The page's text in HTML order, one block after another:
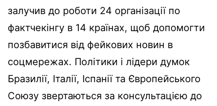
залучив до роботи 24 організації по
фактчекінгу в 14 країнах, щоб допомогти
позбавитися від фейкових новин в
соцмережах. Політики і лідери думок
Бразилії, Італії, Іспанії та Європейського
Союзу звертаються за консультацією до